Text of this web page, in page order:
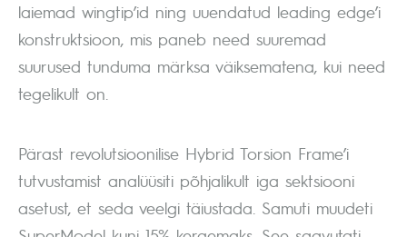
laiemad wingtip’id ning uuendatud leading edge’i
konstruktsioon, mis paneb need suuremad
suurused tunduma märksa väiksematena, kui need
tegelikult on.
Pärast revolutsioonilise Hybrid Torsion Frame’i
tutvustamist analüüsiti põhjalikult iga sektsiooni
asetust, et seda veelgi täiustada. Samuti muudeti